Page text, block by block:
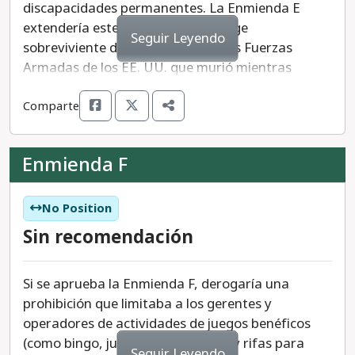
La Enmienda D necesita que el 55% de los votos
emitidos sean votos "sí" para ser aprobada.
discapacidades permanentes. La Enmienda E
extendería este beneficio al cónyuge
sobreviviente de un miembro de las Fuerzas
Armadas de los EE. UU. que murió mientras
prestaba servicio militar o debido a una lesión o
enfermedad relacionada con el servicio.
Seguir Leyendo
Comparte
Enmienda F
No Position
Sin recomendación
Si se aprueba la Enmienda F, derogaría una
prohibición que limitaba a los gerentes y
operadores de actividades de juegos benéficos
(como bingo, juegos con lengüeta y rifas para